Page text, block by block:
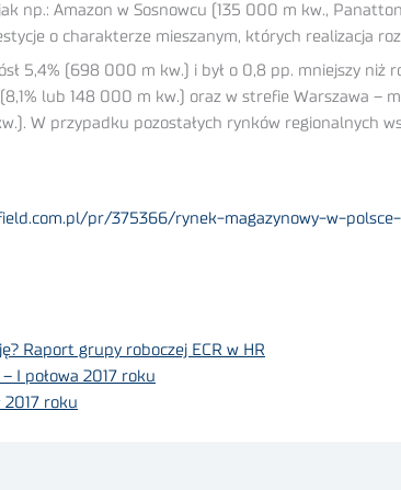
np.: Amazon w Sosnowcu (135 000 m kw.,
o charakterze mieszanym, których realizacja
5,4% (698 000 m kw.) i był o 0,8 pp. mniejszy niż
lub 148 000 m kw.) oraz w strefie Warszawa –
W przypadku pozostałych rynków regionalnych
pr/375366/rynek-magazynowy-w-
Raport grupy roboczej ECR w HR
I połowa 2017 roku
2017 roku